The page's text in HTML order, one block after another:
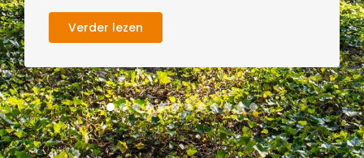
Verder lezen
1 2 3 4 5 6 7 8 9 101112